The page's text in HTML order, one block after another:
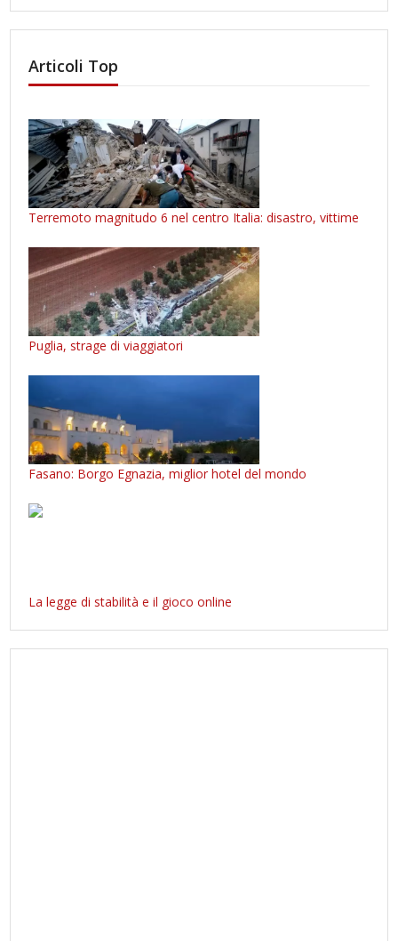
Articoli Top
Terremoto magnitudo 6 nel centro Italia: disastro, vittime
Puglia, strage di viaggiatori
Fasano: Borgo Egnazia, miglior hotel del mondo
La legge di stabilità e il gioco online